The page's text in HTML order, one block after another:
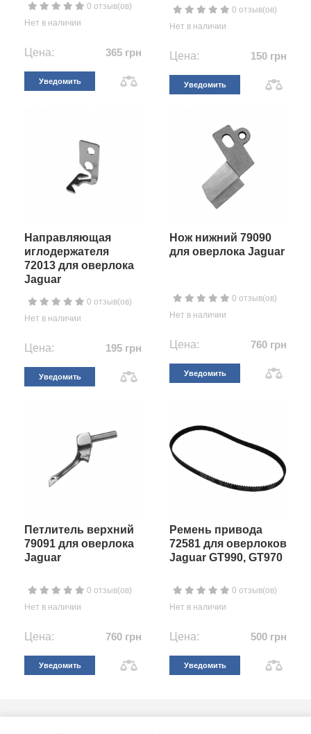
0 отзыв(ов)
Нет в наличии
Цена: 365 грн
Уведомить
0 отзыв(ов)
Нет в наличии
Цена: 150 грн
Уведомить
Направляющая
иглодержателя
72013 для оверлока
Jaguar
0 отзыв(ов)
Нет в наличии
Цена: 195 грн
Уведомить
Нож нижний 79090
для оверлока Jaguar
0 отзыв(ов)
Нет в наличии
Цена: 760 грн
Уведомить
Петлитель верхний
79091 для оверлока
Jaguar
0 отзыв(ов)
Нет в наличии
Цена: 760 грн
Уведомить
Ремень привода
72581 для оверлоков
Jaguar GT990, GT970
0 отзыв(ов)
Нет в наличии
Цена: 500 грн
Уведомить